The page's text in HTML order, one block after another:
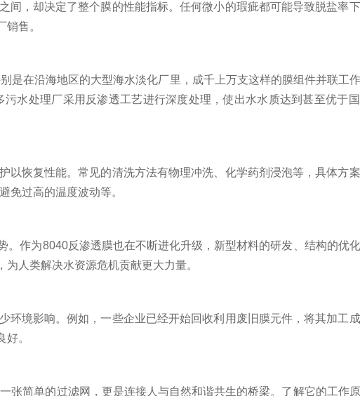
，却决定了整个膜的性能指标。任何微小的瑕疵都可能导致脱盐率
售。
在沿海地区的大型海水淡化厂里，成千上万支这样的膜组件并联工
水处理厂采用反渗透工艺进行深度处理，使出水水质达到甚至优于
恢复性能。常见的清洗方法有物理冲洗、化学药剂浸泡等，具体方
免过高的温度波动等。
作为8040反渗透膜也在不断进化升级，新型材料的研发、结构的优
人类解决水资源危机贡献更大力量。
境影响。例如，一些企业已经开始回收利用废旧膜元件，将其加工
。
简单的过滤网，更是连接人与自然和谐共生的桥梁。了解它的工作